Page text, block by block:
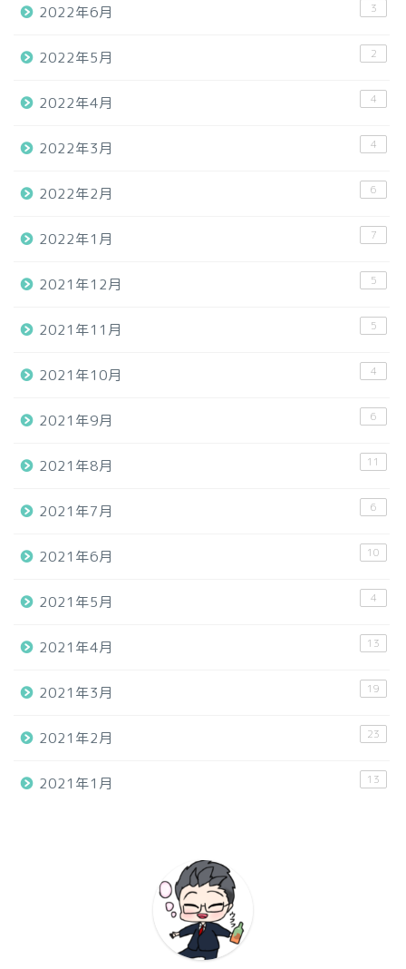
2022年6月 3
2022年5月 2
2022年4月 4
2022年3月 4
2022年2月 6
2022年1月 7
2021年12月 5
2021年11月 5
2021年10月 4
2021年9月 6
2021年8月 11
2021年7月 6
2021年6月 10
2021年5月 4
2021年4月 13
2021年3月 19
2021年2月 23
2021年1月 13